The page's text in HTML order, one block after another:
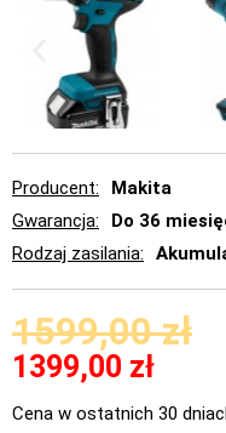
Producent
Makita
Gwarancja
Do 36
Rodzaj zasilania
1599,00zł
1399,00 zł
Cena w ostatnich 30